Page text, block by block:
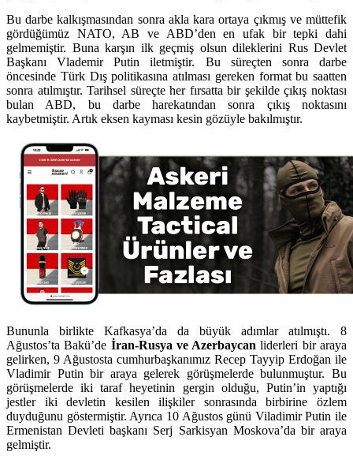
Bu darbe kalkışmasından sonra akla kara ortaya çıkmış ve müttefik
gördüğümüz NATO, AB ve ABD’den en ufak bir tepki dahi
gelmemiştir. Buna karşın ilk geçmiş olsun dileklerini Rus Devlet
Başkanı Vlademir Putin iletmiştir. Bu süreçten sonra darbe
öncesinde Türk Dış politikasına atılması gereken format bu saatten
sonra atılmıştır. Tarihsel süreçte her fırsatta bir şekilde çıkış noktası
bulan ABD, bu darbe harekatından sonra çıkış noktasını
kaybetmiştir. Artık eksen kayması kesin gözüyle bakılmıştır.
Bununla birlikte Kafkasya’da da büyük adımlar atılmıştı. 8
Ağustos’ta Bakü’de İran-Rusya ve Azerbaycan liderleri bir araya
gelirken, 9 Ağustosta cumhurbaşkanımız Recep Tayyip Erdoğan ile
Vladimir Putin bir araya gelerek görüşmelerde bulunmuştur. Bu
görüşmelerde iki taraf heyetinin gergin olduğu, Putin’in yaptığı
jestler iki devletin kesilen ilişkiler sonrasında birbirine özlem
duyduğunu göstermiştir. Ayrıca 10 Ağustos günü Viladimir Putin ile
Ermenistan Devleti başkanı Serj Sarkisyan Moskova’da bir araya
gelmiştir.